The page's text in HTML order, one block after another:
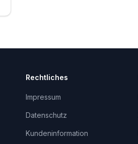
Rechtliches
Impressum
Datenschutz
Kundeninformation